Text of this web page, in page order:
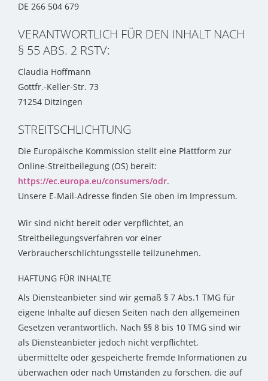
DE 266 504 679
VERANTWORTLICH FÜR DEN INHALT NACH
§ 55 ABS. 2 RSTV:
Claudia Hoffmann
Gottfr.-Keller-Str. 73
71254 Ditzingen
STREITSCHLICHTUNG
Die Europäische Kommission stellt eine Plattform zur
Online-Streitbeilegung (OS) bereit:
https://ec.europa.eu/consumers/odr.
Unsere E-Mail-Adresse finden Sie oben im Impressum.
Wir sind nicht bereit oder verpflichtet, an
Streitbeilegungsverfahren vor einer
Verbraucherschlichtungsstelle teilzunehmen.
HAFTUNG FÜR INHALTE
Als Diensteanbieter sind wir gemäß § 7 Abs.1 TMG für
eigene Inhalte auf diesen Seiten nach den allgemeinen
Gesetzen verantwortlich. Nach §§ 8 bis 10 TMG sind wir
als Diensteanbieter jedoch nicht verpflichtet,
übermittelte oder gespeicherte fremde Informationen zu
überwachen oder nach Umständen zu forschen, die auf